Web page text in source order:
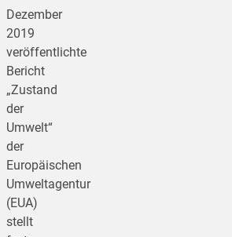
Dezember
2019
veröffentlichte
Bericht
„Zustand
der
Umwelt“
der
Europäischen
Umweltagentur
(EUA)
stellt